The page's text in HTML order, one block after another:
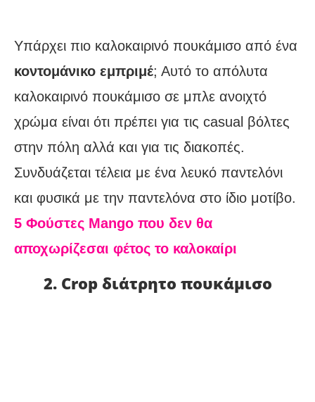
Υπάρχει πιο καλοκαιρινό πουκάμισο από ένα
κοντομάνικο εμπριμέ; Αυτό το απόλυτα
καλοκαιρινό πουκάμισο σε μπλε ανοιχτό
χρώμα είναι ότι πρέπει για τις casual βόλτες
στην πόλη αλλά και για τις διακοπές.
Συνδυάζεται τέλεια με ένα λευκό παντελόνι
και φυσικά με την παντελόνα στο ίδιο μοτίβο.
5 Φούστες Mango που δεν θα
αποχωρίζεσαι φέτος το καλοκαίρι
2. Crop διάτρητο πουκάμισο